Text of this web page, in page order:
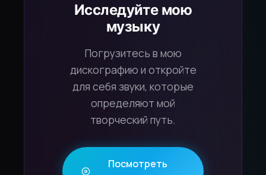
Исследуйте мою
музыку
Погрузитесь в мою
дискографию и откройте
для себя звуки, которые
определяют мой
творческий путь.
Посмотреть